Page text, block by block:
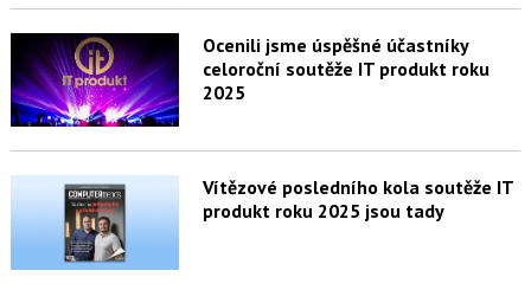
Ocenili jsme úspěšné účastníky
celoroční soutěže IT produkt roku
2025
Vítězové posledního kola soutěže IT
produkt roku 2025 jsou tady